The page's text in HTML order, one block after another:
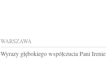
WARSZAWA
Wyrazy głębokiego współczucia Pani Irenie